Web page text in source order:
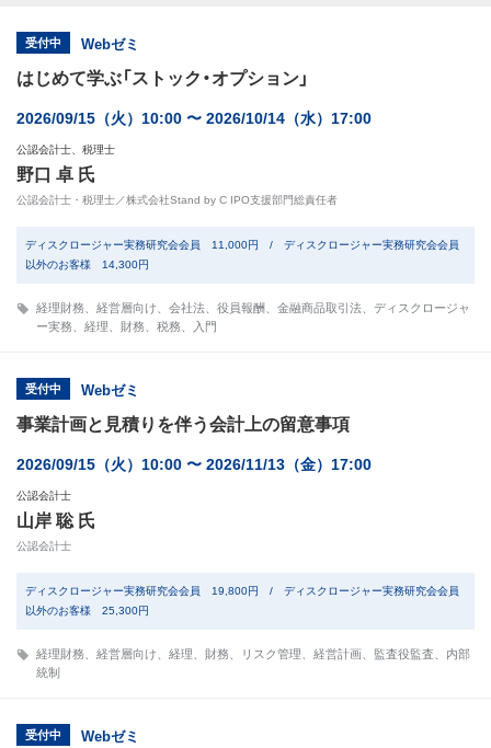
受付中 Webゼミ
はじめて学ぶ「ストック・オプション」
2026/09/15（火）10:00 〜 2026/10/14（水）17:00
公認会計士、税理士
野口 卓 氏
公認会計士・税理士／株式会社Stand by C IPO支援部門総責任者
ディスクロージャー実務研究会会員 11,000円 / ディスクロージャー実務研究会会員
以外のお客様 14,300円
経理財務 経営層向け 会社法 役員報酬 金融商品取引法
ディスクロージャ
ー実務
経理 財務 税務 入門
受付中 Webゼミ
事業計画と見積りを伴う会計上の留意事項
2026/09/15（火）10:00 〜 2026/11/13（金）17:00
公認会計士
山岸 聡 氏
公認会計士
ディスクロージャー実務研究会会員 19,800円 / ディスクロージャー実務研究会会員
以外のお客様 25,300円
経理財務 経営層向け 経理 財務 リスク管理 経営計画 監査役監査
内部
統制
受付中 Webゼミ